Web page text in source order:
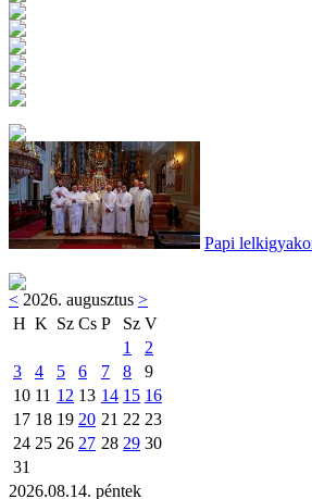
Papi
< 2026. augusztus >
H K Sz Cs P Sz V
1
2
3
4 5 6 7 8
9
10 11 12 13 14 15 16
17 18 19 20 21 22 23
24 25 26 27 28 29 30
31
2026.08.14. péntek